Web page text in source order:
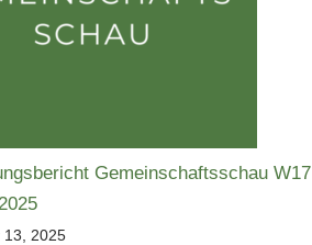
Gemeinschaftsschau W17
13, 2025